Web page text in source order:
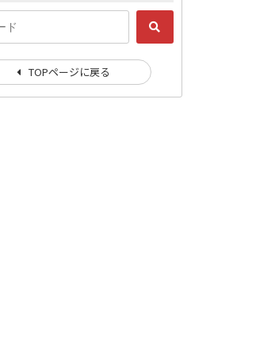
TOPページに戻る